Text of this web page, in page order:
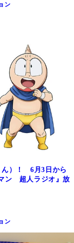
ン
ん）！ 6月3日から
ン 超人ラジオ』放
ン